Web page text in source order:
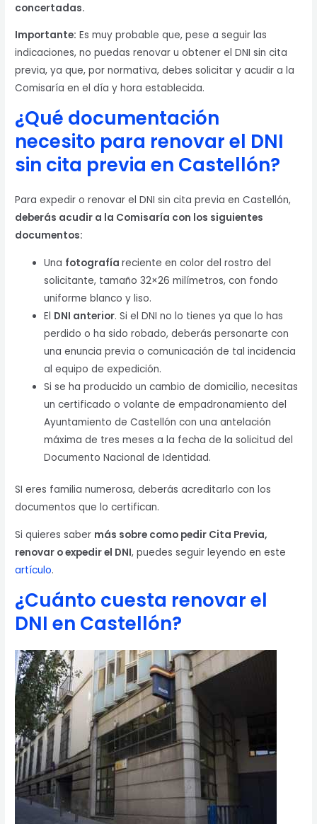
concertadas.
Importante: Es muy probable que, pese a seguir las
indicaciones, no puedas renovar u obtener el DNI sin cita
previa, ya que, por normativa, debes solicitar y acudir a la
Comisaría en el día y hora establecida.
¿Qué documentación
necesito para renovar el DNI
sin cita previa en Castellón?
Para expedir o renovar el DNI sin cita previa en Castellón,
deberás acudir a la Comisaría con los siguientes
documentos:
Una fotografíareciente en color del rostro del
solicitante, tamaño 32×26 milímetros, con fondo
uniforme blanco y liso.
El DNI anterior. Si el DNI no lo tienes ya que lo has
perdido o ha sido robado, deberás personarte con
una enuncia previa o comunicación de tal incidencia
al equipo de expedición.
Si se ha producido un cambio de domicilio, necesitas
un certificado o volante de empadronamiento del
Ayuntamiento de Castellón con una antelación
máxima de tres meses a la fecha de la solicitud del
Documento Nacional de Identidad.
SI eres familia numerosa, deberás acreditarlo con los
documentos que lo certifican.
Si quieres saber más sobre como pedir Cita Previa,
renovar o expedir el DNI, puedes seguir leyendo en este
artículo.
¿Cuánto cuesta renovar el
DNI en Castellón?